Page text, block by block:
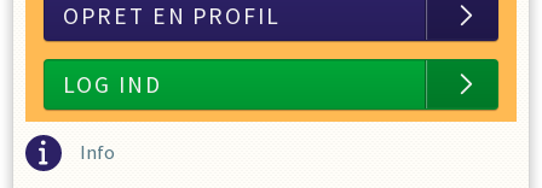
OPRET EN PROFIL
LOG IND
Info